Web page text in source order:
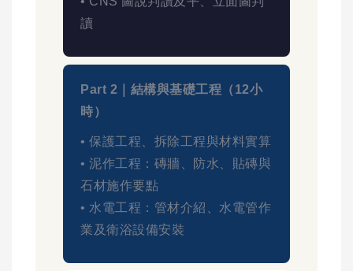
讀
Part 2｜結構與基礎工程（12小
時）
• 保護工程、拆除工程與材料實算
• 泥作工程：磚牆、防水、貼磚與
石材施作要點
• 水電工程：管材介紹、水電管作
業及衛浴設備安裝